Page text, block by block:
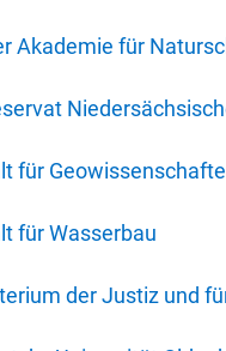
Akademie für
für
für Wasserbau
der Justiz und